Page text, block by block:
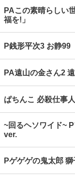
PAこの素晴らしい
福を!」
P銭形平次3 お静99
PA遠山の金さん2
ぱちんこ 必殺仕事
~回るヘソワイド~
ver.
Pゲゲゲの鬼太郎